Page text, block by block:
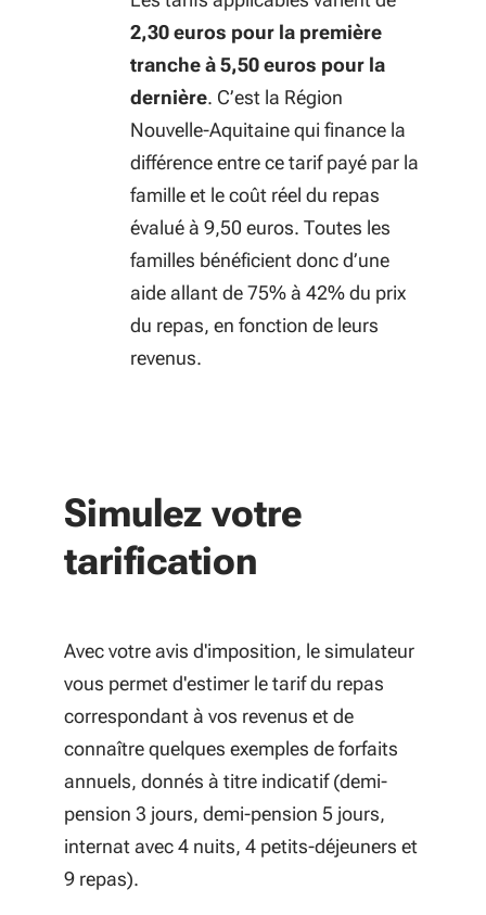
2,30 euros pour la première
tranche à 5,50 euros pour la
dernière. C’est la Région
Nouvelle-Aquitaine qui finance la
différence entre ce tarif payé par la
famille et le coût réel du repas
évalué à 9,50 euros. Toutes les
familles bénéficient donc d’une
aide allant de 75% à 42% du prix
du repas, en fonction de leurs
revenus.
Simulez votre
tarification
Avec votre avis d'imposition, le simulateur
vous permet d'estimer le tarif du repas
correspondant à vos revenus et de
connaître quelques exemples de forfaits
annuels, donnés à titre indicatif (demi-
pension 3 jours, demi-pension 5 jours,
internat avec 4 nuits, 4 petits-déjeuners et
9 repas).